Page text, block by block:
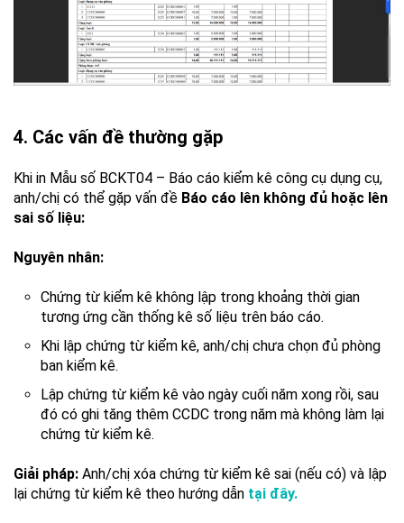
4. Các vấn đề thường gặp
Khi in Mẫu số BCKT04 – Báo cáo kiểm kê công cụ dụng cụ,
anh/chị có thể gặp vấn đề Báo cáo lên không đủ hoặc lên
sai số liệu:
Nguyên nhân:
Chứng từ kiểm kê không lập trong khoảng thời gian
tương ứng cần thống kê số liệu trên báo cáo.
Khi lập chứng từ kiểm kê, anh/chị chưa chọn đủ phòng
ban kiểm kê.
Lập chứng từ kiểm kê vào ngày cuối năm xong rồi, sau
đó có ghi tăng thêm CCDC trong năm mà không làm lại
chứng từ kiểm kê.
Giải pháp: Anh/chị xóa chứng từ kiểm kê sai (nếu có) và lập
lại chứng từ kiểm kê theo hướng dẫn tại đây.